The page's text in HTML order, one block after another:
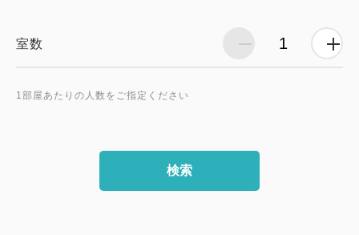
室数
1部屋あたりの人数をご指定ください
検索